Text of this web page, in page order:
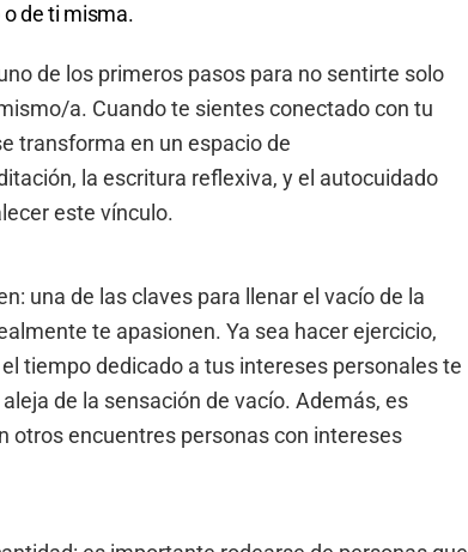
de ti misma.
de los primeros pasos para no sentirte solo
a. Cuando te sientes conectado con tu
transforma en un espacio de
la escritura reflexiva, y el autocuidado
este vínculo.
una de las claves para llenar el vacío de la
te apasionen. Ya sea hacer ejercicio,
tiempo dedicado a tus intereses personales te
de la sensación de vacío. Además, es
otros encuentres personas con intereses